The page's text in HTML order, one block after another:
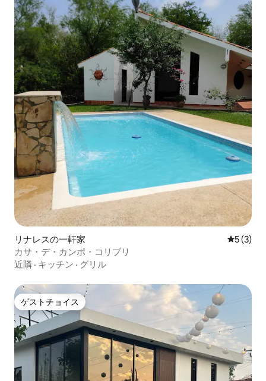
リナレスの一軒家 レビュー
5 (3)
カサ・デ・カンポ・コリブリ
近隣 · キッチン · グリル
ゲストチョイス
ゲストチョイス